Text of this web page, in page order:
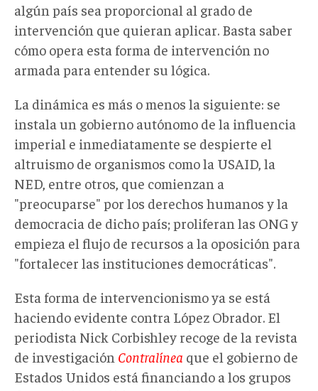
algún país sea proporcional al grado de
intervención que quieran aplicar. Basta saber
cómo opera esta forma de intervención no
armada para entender su lógica.
La dinámica es más o menos la siguiente: se
instala un gobierno autónomo de la influencia
imperial e inmediatamente se despierte el
altruismo de organismos como la USAID, la
NED, entre otros, que comienzan a
"preocuparse" por los derechos humanos y la
democracia de dicho país; proliferan las ONG y
empieza el flujo de recursos a la oposición para
"fortalecer las instituciones democráticas".
Esta forma de intervencionismo ya se está
haciendo evidente contra López Obrador. El
periodista Nick Corbishley recoge de la revista
de investigación Contralínea que el gobierno de
Estados Unidos está financiando a los grupos